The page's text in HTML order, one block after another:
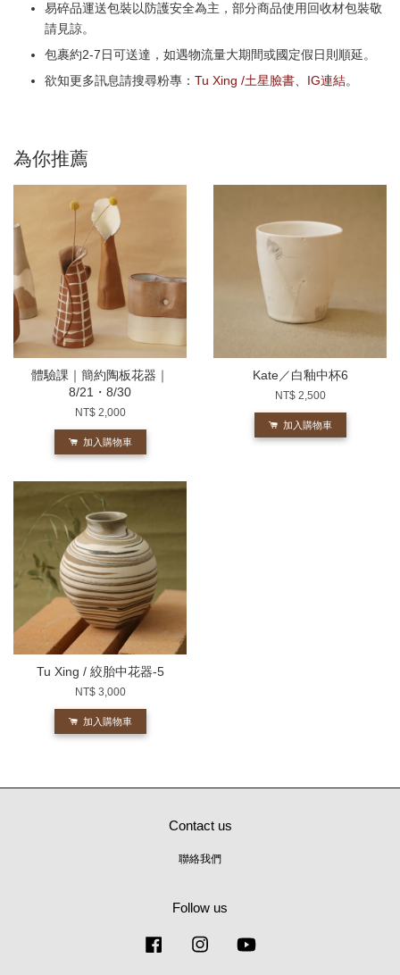
易碎品運送包裝以防護安全為主，部分商品使用回收材包裝敬
請見諒。
包裹約2-7日可送達，如遇物流量大期間或國定假日則順延。
欲知更多訊息請搜尋粉專： Tu Xing /土星臉書 IG連結。
為你推薦
體驗課｜簡約陶板花器｜
8/21・8/30
NT$ 2,000
加入購物車
Kate／白釉中杯6
NT$ 2,500
加入購物車
Tu Xing / 絞胎中花器-5
NT$ 3,000
加入購物車
Contact us
聯絡我們
Follow us
Facebook Instagram